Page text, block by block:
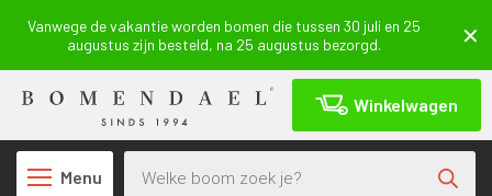
Vanwege de vakantie worden bomen die tussen 30 juli en 25
augustus zijn besteld, na 25 augustus bezorgd.
Winkelwagen
Menu
Producten zoeken